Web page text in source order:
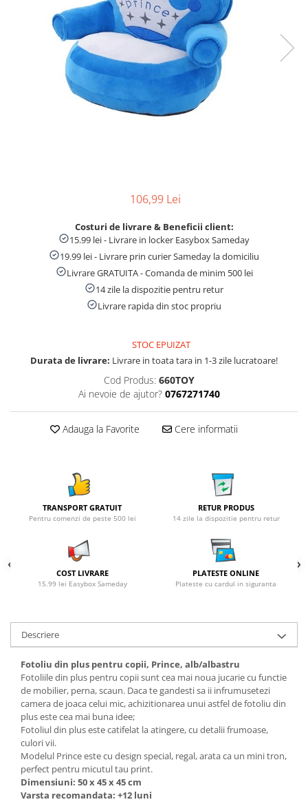
Tablite educative
106,99 Lei
Costuri de livrare & Beneficii client:
15.99 lei - Livrare in locker Easybox Sameday
19.99 lei - Livrare prin curier Sameday la domiciliu
Livrare GRATUITA - Comanda de minim 500 lei
14 zile la dispozitie pentru retur
Livrare rapida din stoc propriu
STOC EPUIZAT
Durata de livrare: Livrare in toata tara in 1-3 zile lucratoare!
Cod Produs: 660TOY
Ai nevoie de ajutor? 0767271740
Adauga la Favorite Cere informatii
TRANSPORT GRATUIT
Pentru comenzi de peste 500 lei
RETUR PRODUS
14 zile la dispozitie pentru retur
COST LIVRARE
15.99 lei Easybox Sameday
PLATESTE ONLINE
Plateste cu cardul in siguranta
Descriere
Fotoliu din plus pentru copii, Prince, alb/albastru
Fotoliile din plus pentru copii sunt cea mai noua jucarie cu functie
de mobilier, perna, scaun. Daca te gandesti sa ii infrumusetezi
camera de joaca celui mic, achizitionarea unui astfel de fotoliu din
plus este cea mai buna idee;
Fotoliul din plus este catifelat la atingere, cu detalii frumoase,
culori vii.
Modelul Prince este cu design special, regal, arata ca un mini tron,
perfect pentru micutul tau print.
Dimensiuni: 50 x 45 x 45 cm
Varsta recomandata: +12 luni